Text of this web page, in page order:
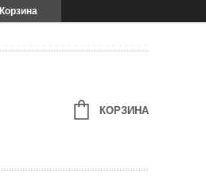
Корзина
КОРЗИНА